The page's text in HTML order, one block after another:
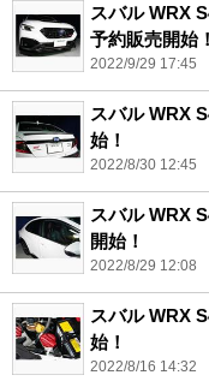
スバル WRX
予約販売開始！
2022/9/29 17:45
スバル WRX
始！
2022/8/30 12:45
スバル WRX
開始！
2022/8/29 12:08
スバル WRX
始！
2022/8/16 14:32